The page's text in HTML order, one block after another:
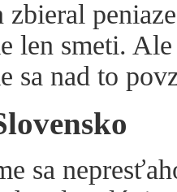
zbieral
len smeti.
sa nad to
sa